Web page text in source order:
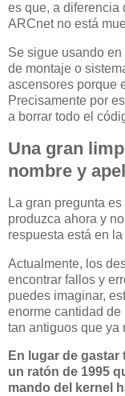
es que, a diferencia
ARCnet no está
Se sigue usando
de montaje o
ascensores porque
Precisamente por
a borrar todo el
Una gran
nombre y
La gran pregunta
produzca ahora y
respuesta está en
Actualmente, los
encontrar fallos y
puedes imaginar,
enorme cantidad
tan antiguos que ya
En lugar de
un ratón de 1995
mando del kernel